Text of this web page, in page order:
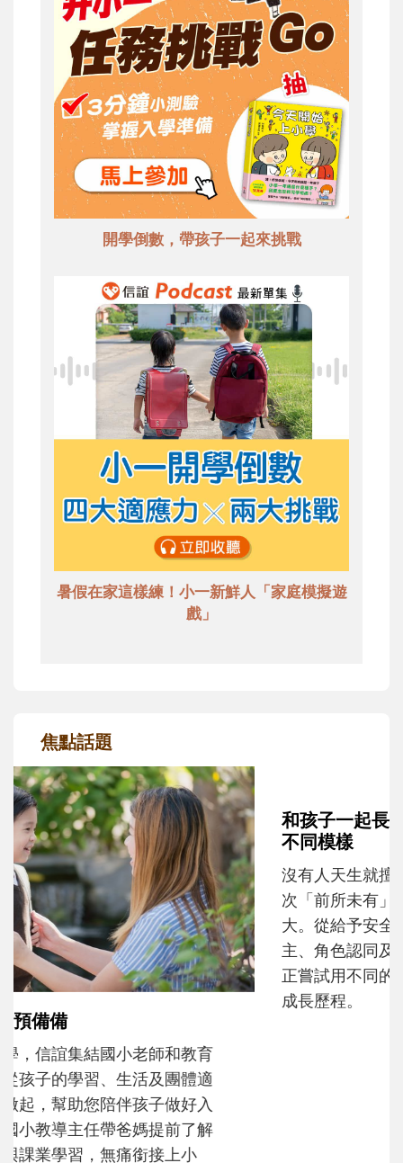
開學倒數，帶孩子一起來挑戰
暑假在家這樣練！小一新鮮人「家庭模擬遊
戲」
焦點話題
和孩子一起長大的那個男人│讀懂父親的
不同模樣
沒有人天生就擅長當爸爸！男人總是在一次
次「前所未有」的體驗中，跟著孩子一起長
大。從給予安全感的肢體遊戲，到獨立自
主、角色認同及解決問題的能力養成。爸爸
正嘗試用不同的模樣，參與孩子每個重要的